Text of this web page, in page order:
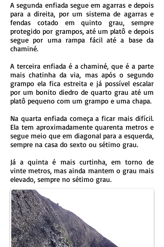
A segunda enfiada segue em agarras e depois
para a direita, por um sistema de agarras e
fendas cotado em quinto grau, sempre
protegido por grampos, até um platô e depois
segue por uma rampa fácil até a base da
chaminé.
A terceira enfiada é a chaminé, que é a parte
mais chatinha da via, mas após o segundo
grampo ela fica estreita e já possível escalar
por um bonito diedro de quarto grau até um
platô pequeno com um grampo e uma chapa.
Na quarta enfiada começa a ficar mais difícil.
Ela tem aproximadamente quarenta metros e
segue meio que em diagonal para a esquerda,
sempre na casa do sexto ou sétimo grau.
Já a quinta é mais curtinha, em torno de
vinte metros, mas ainda mantem o grau mais
elevado, sempre no sétimo grau.